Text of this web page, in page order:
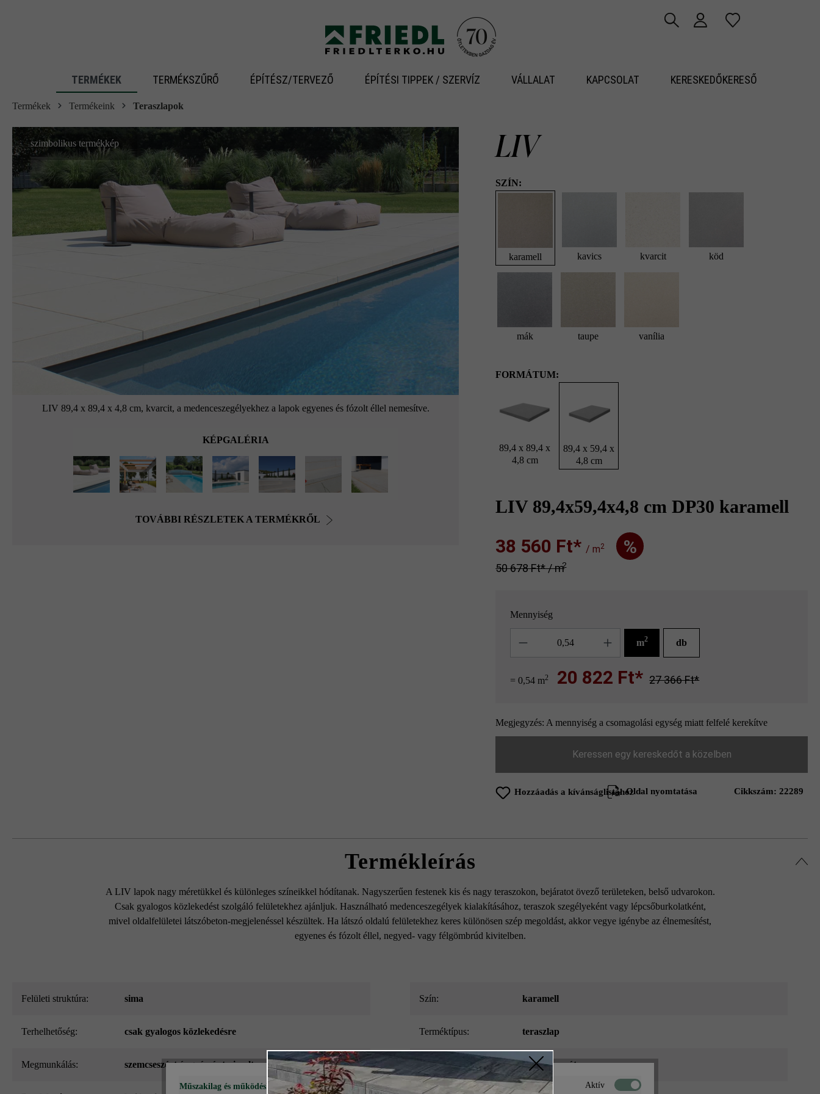
TERMÉKEK TERMÉKSZŰRŐ ÉPÍTÉSZ/TERVEZŐ ÉPÍTÉSI TIPPEK / SZERVÍZ VÁLLALAT KAPCSOLAT KERESKEDŐKERESŐ
Termékek Termékeink Teraszlapok
LIV 89,4 x 89,4 x 4,8 cm, kvarcit, a medenceszegélyekhez a lapok egyenes és fózolt éllel nemesítve.
szimbolikus termékkép
KÉPGALÉRIA
TOVÁBBI RÉSZLETEK A TERMÉKRŐL
LIV
SZÍN:
karamell kavics kvarcit köd
mák taupe vanília
FORMÁTUM:
89,4 x 89,4 x
4,8 cm
89,4 x 59,4 x
4,8 cm
LIV 89,4x59,4x4,8 cm DP30 karamell
38 560 Ft‎‎‎*/ m2 %
50 678 Ft‎‎‎* / m2
Mennyiség
m2 db
= 0,54 m2 20 822 Ft* 27 366 Ft*
Megjegyzés: A mennyiség a csomagolási egység miatt felfelé kerekítve
Keressen egy kereskedőt a közelben
Hozzáadás a kívánságlistáhozOldal nyomtatása Cikkszám: 22289
Termékleírás
A LIV lapok nagy méretükkel és különleges színeikkel hódítanak. Nagyszerűen festenek kis és nagy teraszokon, bejáratot övező területeken, belső udvarokon.
Csak gyalogos közlekedést szolgáló felületekhez ajánljuk. Használható medenceszegélyek kialakításához, teraszok szegélyeként vagy lépcsőburkolatként,
mivel oldalfelületei látszóbeton-megjelenéssel készültek. Ha látszó oldalú felületekhez keres különösen szép megoldást, akkor vegye igénybe az élnemesítést,
egyenes és fózolt éllel, negyed- vagy félgömbrúd kivitelben.
Felületi struktúra: sima Szín: karamell
Terhelhetőség: csak gyalogos közlekedésre Terméktípus: teraszlap
megmunkálás: szemcseszórt és gyémántcsiszolt Térkőtípus: külön formátum
Műszakilag és működéshez szükséges Aktív